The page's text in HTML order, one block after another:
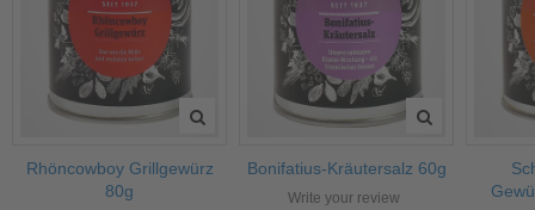
Rhöncowboy Grillgewürz
80g
Bonifatius-Kräutersalz 60g
Write your review